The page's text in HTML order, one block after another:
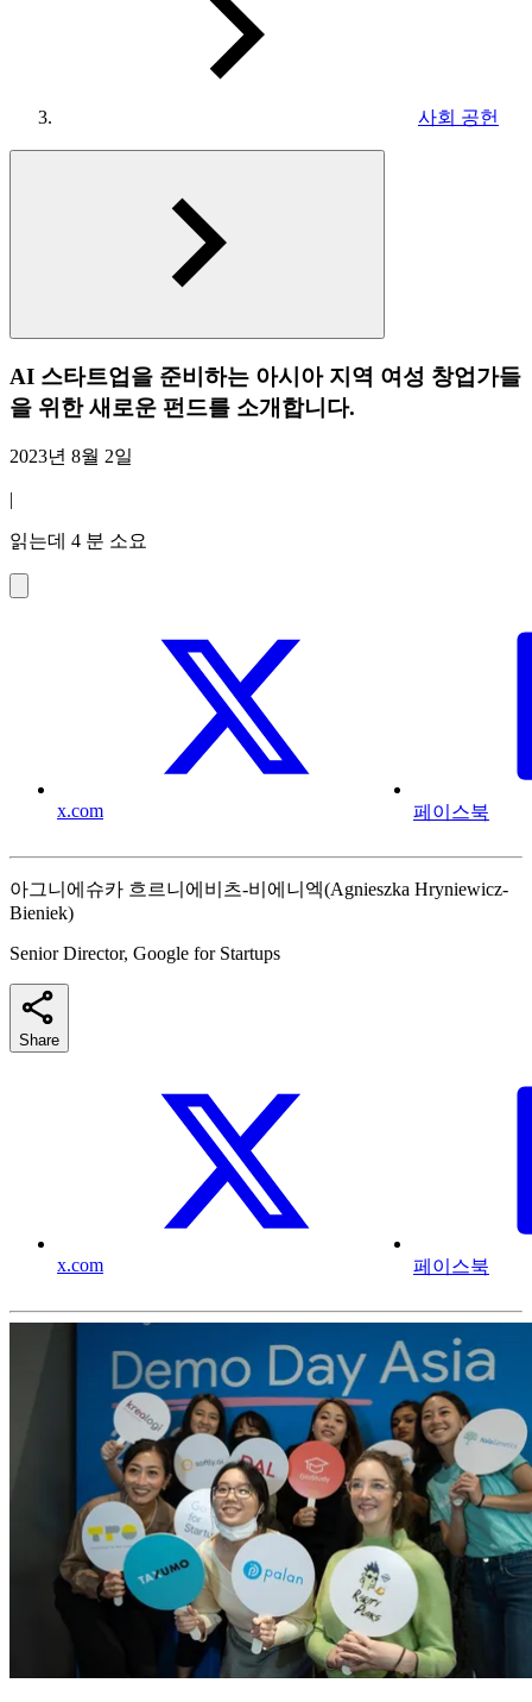
사회 공헌
AI 스타트업을 준비하는 아시아 지역 여성 창업가들
을 위한 새로운 펀드를 소개합니다.
2023년 8월 2일
|
읽는데 4 분 소요
x.com 페이스북
아그니에슈카 흐르니에비츠-비에니엑(Agnieszka Hryniewicz-
Bieniek)
Senior Director, Google for Startups
Share
x.com 페이스북